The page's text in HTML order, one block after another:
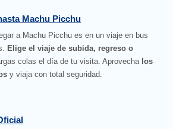
Machu Picchu
a Machu Picchu es en un viaje en bus
Elige el viaje de subida, regreso o
colas el día de tu visita. Aprovecha los
y viaja con total seguridad.